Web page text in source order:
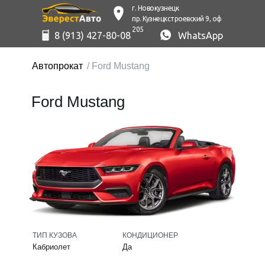
г. Новокузнецк
пр. Кузнецкстроевский 9, оф
205
8 (913) 427-80-08 WhatsApp
Ford Mustang
/ Ford Mustang
Автопрокат
КОНДИЦИОНЕР
Да
Кабриолет
ТИП КУЗОВА